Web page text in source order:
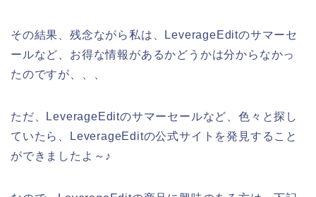
その結果、残念ながら私は、LeverageEditのサマーセ
ールなど、お得な情報があるかどうかは分からなかっ
たのですが、、、
ただ、LeverageEditのサマーセールなど、色々と探し
ていたら、LeverageEditの公式サイトを発見すること
ができましたよ～♪